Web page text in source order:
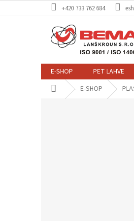
na
+420 733 762 684
E-SHOP PET LAHVE
Domů E-SHOP